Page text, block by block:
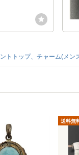
トトップ、チャーム(メン
送料無